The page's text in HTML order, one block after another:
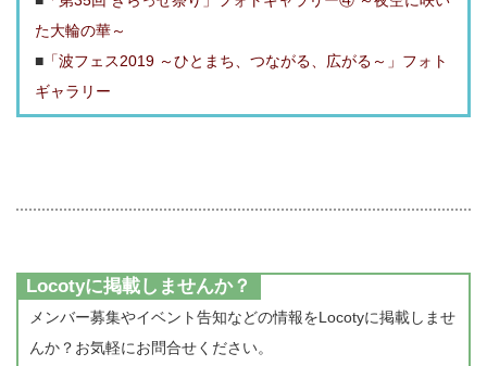
た大輪の華～
■ 「波フェス2019 ～ひとまち、つながる、広がる～」フォト
ギャラリー
Locotyに掲載しませんか？
メンバー募集やイベント告知などの情報をLocotyに掲載しませ
んか？お気軽にお問合せください。